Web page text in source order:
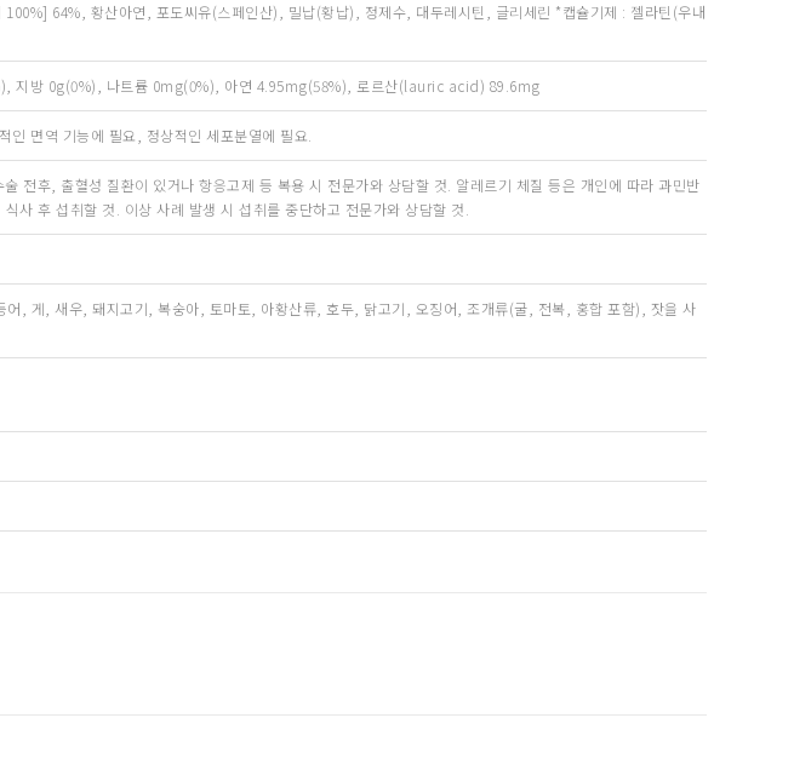
64%, 황산아연, 포도씨유(스페인산), 밀납(황납), 정제수, 대두레시틴, 글리세린 *캡슐기제 : 젤라틴(우내
지방 0g(0%), 나트륨 0mg(0%), 아연 4.95mg(58%), 로르산(lauric acid) 89.6mg
면역 기능에 필요, 정상적인 세포분열에 필요.
전후, 출혈성 질환이 있거나 항응고제 등 복용 시 전문가와 상담할 것. 알레르기 체질 등은 개인에 따라 과민반
사 후 섭취할 것. 이상 사례 발생 시 섭취를 중단하고 전문가와 상담할 것.
, 게, 새우, 돼지고기, 복숭아, 토마토, 아황산류, 호두, 닭고기, 오징어, 조개류(굴, 전복, 홍합 포함), 잣을 사